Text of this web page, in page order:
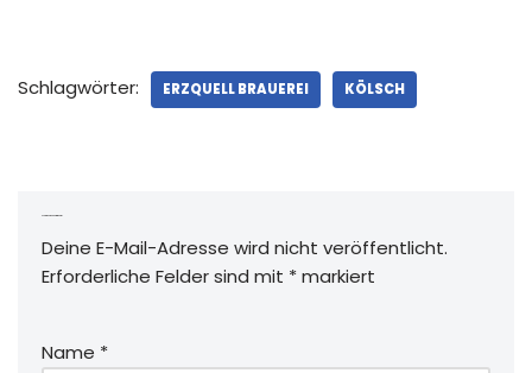
Schlagwörter: ERZQUELL BRAUEREI KÖLSCH
Deine E-Mail-Adresse wird nicht veröffentlicht.
Erforderliche Felder sind mit *markiert
Name *